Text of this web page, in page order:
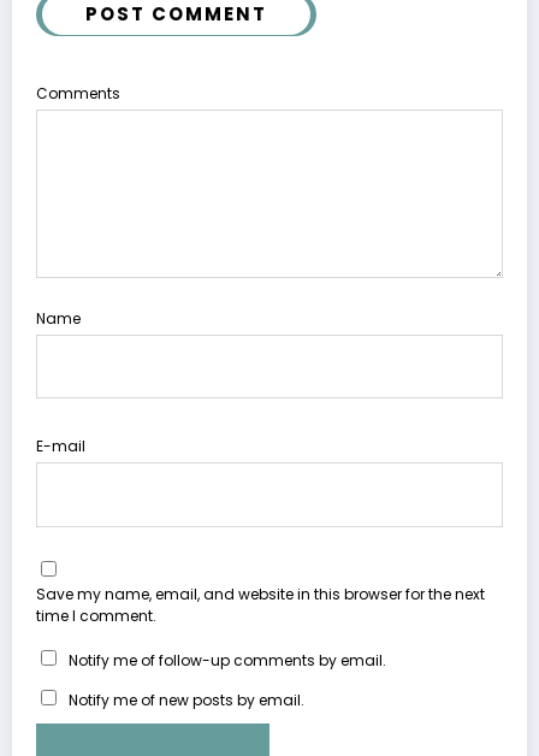
POST COMMENT
Comments
Name
E-mail
Save my name, email, and website in this browser for the next
time I comment.
Notify me of follow-up comments by email.
Notify me of new posts by email.